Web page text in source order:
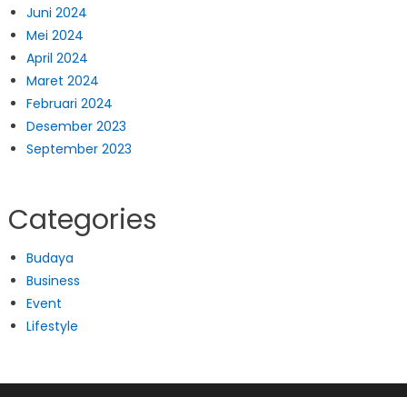
Juni 2024
Mei 2024
April 2024
Maret 2024
Februari 2024
Desember 2023
September 2023
Categories
Budaya
Business
Event
Lifestyle